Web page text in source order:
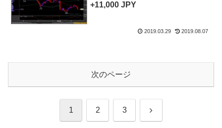
+11,000 JPY
2019.03.29 2019.08.07
次のページ
1 2 3 次